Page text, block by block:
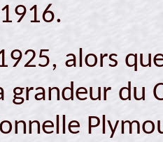
alors
grandeur du